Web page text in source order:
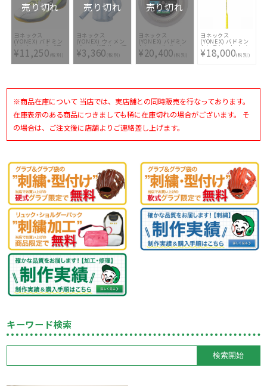
売り切れ
ヨネックス
(YONEX) バドミン
トンシューズ パワ
ークッション65Z3S
スリム SHB65Z3S-
656
¥11,250(税別)
売り切れ
ヨネックス
(YONEX) ウィメン
ズ ロングスリーブT
シャツ 16604-308
¥3,360(税別)
売り切れ
ヨネックス
(YONEX) バドミン
トンロールガット
200m BG66フォー
ス BG66F-2
¥20,400(税別)
ヨネックス
(YONEX) バドミン
トンラケット ナノ
フレア 1000 ゲーム
NF1000G-824
¥18,000(税別)
※商品在庫について 当店では、実店舗との同時販売を行なっております。
在庫表示のある商品につきましても稀に在庫切れの場合がございます。 そ
の場合は、ご注文後に店舗よりご連絡差し上げます。
キーワード検索